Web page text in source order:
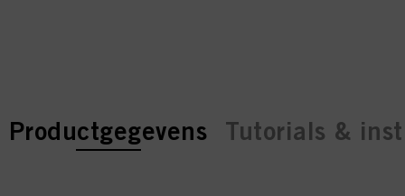
current tab:
current tab:
Productgegevens Tutorials &